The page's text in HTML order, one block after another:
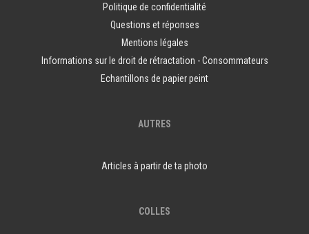
Politique de confidentialité
Questions et réponses
Mentions légales
Informations sur le droit de rétractation - Consommateurs
Echantillons de papier peint
AUTRES
Articles à partir de ta photo
COLLES